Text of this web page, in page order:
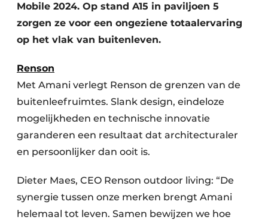
Mobile 2024. Op stand A15 in paviljoen 5
zorgen ze voor een ongeziene totaalervaring
op het vlak van buitenleven.
Renson
Met Amani verlegt Renson de grenzen van de
buitenleefruimtes. Slank design, eindeloze
mogelijkheden en technische innovatie
garanderen een resultaat dat architecturaler
en persoonlijker dan ooit is.
Dieter Maes, CEO Renson outdoor living: “De
synergie tussen onze merken brengt Amani
helemaal tot leven. Samen bewijzen we hoe